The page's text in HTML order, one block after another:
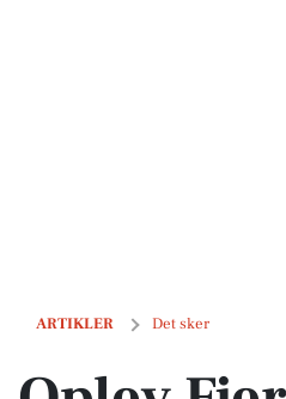
ARTIKLER Det sker
Oplev Fjerritslev: Film, musik